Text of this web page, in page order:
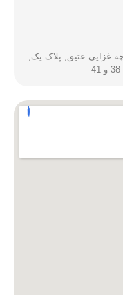
غزایی عتیق, پلاک یک,